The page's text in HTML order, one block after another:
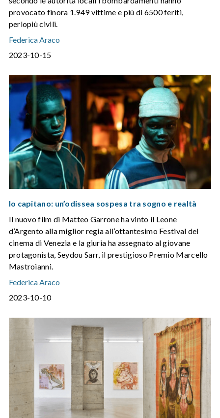
provocato finora 1.949 vittime e più di 6500 feriti,
perlopiù civili.
Federica Araco
2023-10-15
Io capitano: un’odissea sospesa tra sogno e realtà
Il nuovo film di Matteo Garrone ha vinto il Leone
d’Argento alla miglior regia all’ottantesimo Festival del
cinema di Venezia e la giuria ha assegnato al giovane
protagonista, Seydou Sarr, il prestigioso Premio Marcello
Mastroianni.
Federica Araco
2023-10-10